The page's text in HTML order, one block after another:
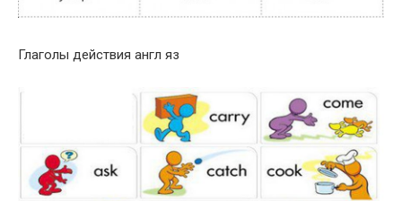
Глаголы действия англ яз